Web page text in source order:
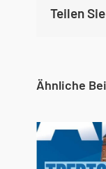
Teilen
Ähnliche